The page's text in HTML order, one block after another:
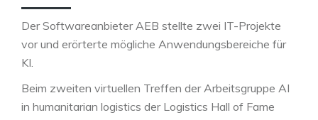
Der Softwareanbieter AEB stellte zwei IT-Projekte
vor und erörterte mögliche Anwendungsbereiche für
KI.
Beim zweiten virtuellen Treffen der Arbeitsgruppe AI
in humanitarian logistics der Logistics Hall of Fame